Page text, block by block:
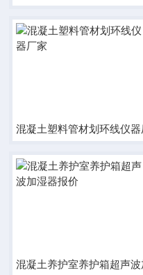
混凝土塑料管材划环线仪器
混凝土养护室养护箱超声